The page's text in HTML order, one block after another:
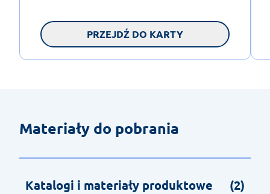
PRZEJDŹ DO KARTY
Materiały do pobrania
Katalogi i materiały produktowe (2)